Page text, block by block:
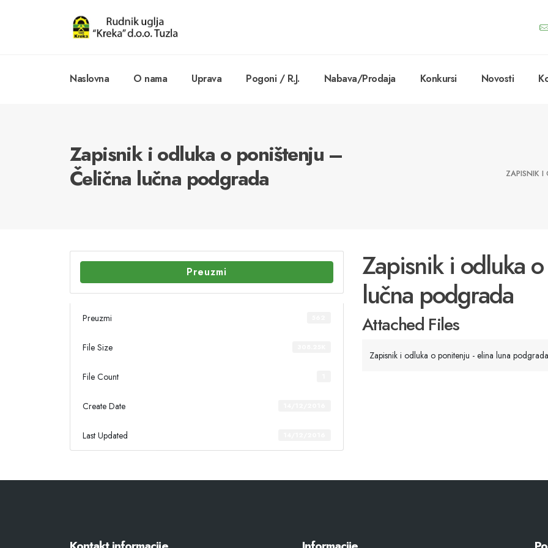
Naslovna O nama Uprava Pogoni / R.J. Nabava/Prodaja Konkursi Novosti
Zapisnik i odluka o poništenju –
Čelična lučna podgrada
ZAPISNIK
Preuzmi
Preuzmi
File Size
File Count
Create Date
Last Updated
Zapisnik i odluka
lučna podgrada
Attached Files
Zapisnik i odluka o ponitenju - elina luna